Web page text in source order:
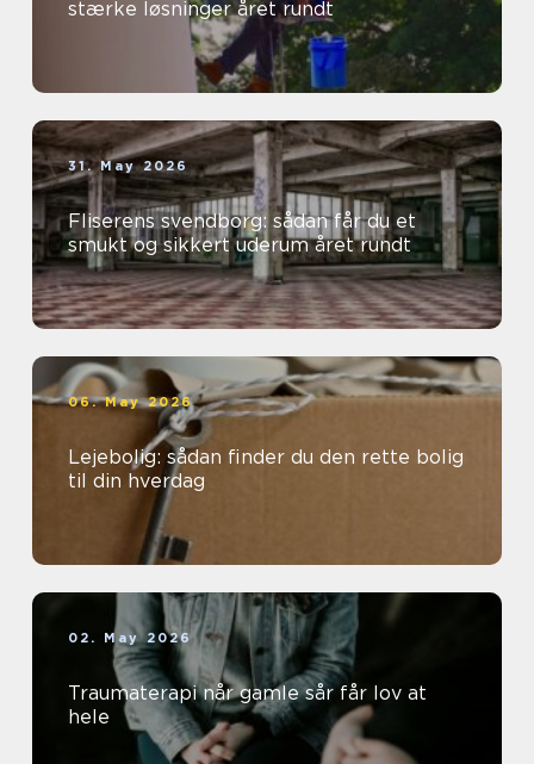
stærke løsninger året rundt
31. May 2026
Fliserens svendborg: sådan får du et
smukt og sikkert uderum året rundt
06. May 2026
Lejebolig: sådan finder du den rette bolig
til din hverdag
02. May 2026
Traumaterapi når gamle sår får lov at
hele